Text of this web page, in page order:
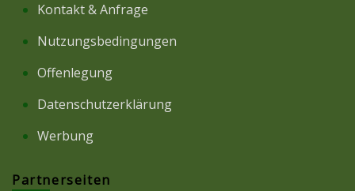
Kontakt & Anfrage
Nutzungsbedingungen
Offenlegung
Datenschutzerklärung
Werbung
Partnerseiten